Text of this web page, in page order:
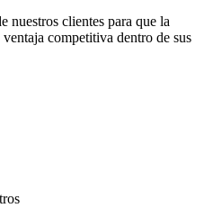
nuestros clientes para que la
competitiva dentro de sus